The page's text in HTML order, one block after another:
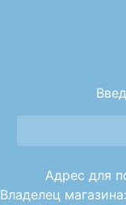
Адрес для
Владелец